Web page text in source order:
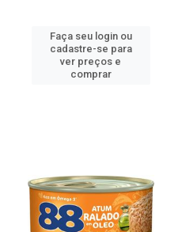
Faça seu login ou
cadastre-se para
ver preços e
comprar